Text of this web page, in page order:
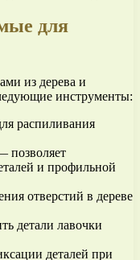
для
из дерева и
инструменты:
распиливания
позволяет
и профильной
отверстий в дереве
детали лавочки
деталей при